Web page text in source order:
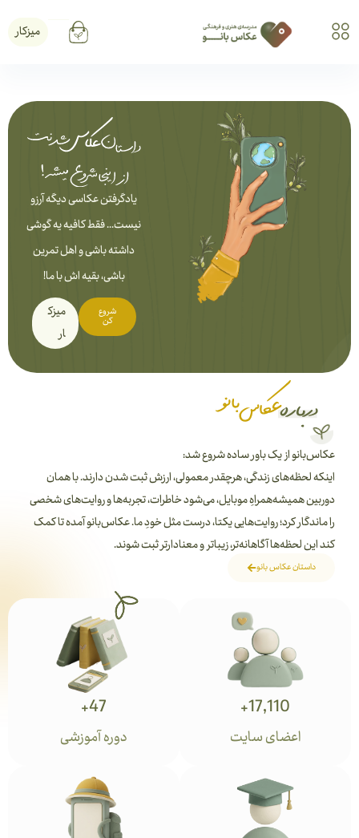
میزکار
یادگرفتن عکاسی دیگه آرزو
نیست... فقط کافیه یه گوشی
داشته باشی و اهل تمرین
باشی، بقیه اش با ما!
میزک
ار
شروع
کن
عکاس‌بانو از یک باور ساده شروع شد:
اینکه لحظه‌های زندگی، هرچقدر معمولی، ارزش ثبت شدن دارند. با همان
دوربین همیشه‌همراهِ موبایل، می‌شود خاطرات، تجربه‌ها و روایت‌های شخصی
را ماندگار کرد؛ روایت‌هایی یکتا، درست مثل خودِ ما. عکاس‌بانو آمده تا کمک
کند این لحظه‌ها آگاهانه‌تر، زیباتر و معنادارتر ثبت شوند.
داستان عکاس بانو
اعضای سایت
17,110
+
دوره آموزشی
47
+